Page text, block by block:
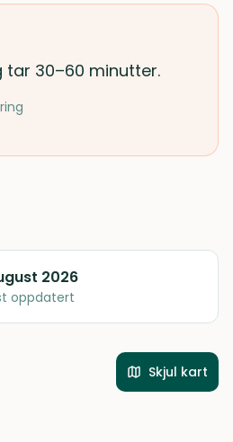
tar 30–60 minutter.
2026
oppdatert
Skjul kart